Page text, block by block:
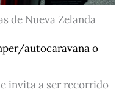
de Nueva Zelanda
autocaravana o
invita a ser recorrido